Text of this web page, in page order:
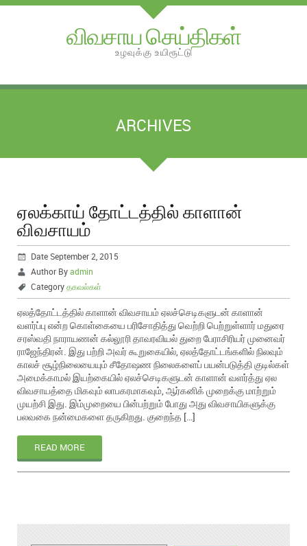
விவசாய செய்திகள்
உழவுக்கு உயிரூட்டு
ARCHIVES
ஏலக்காய் தோட்டத்தில் காளான்
விவசாயம்
Date September 2, 2015
Author Byadmin
Categoryதகவல்கள்
ஏலத்தோட்டத்தில் காளான் விவசாயம் ஏலச்செடிகளுடன் காளான்
வளர்ப்பு என்ற கொள்கையை பரிசோதித்து வெற்றி பெற்றுள்ளார் மதுரை
சரஸ்வதி நாராயணன் கல்லூரி தாவரவியல் துறை பேராசிரியர் முனைவர்
ராஜேந்திரன். இது பற்றி அவர் கூறுகையில், ஏலத்தோட்டங்களில் நிலவும்
காலச் சூழ்நிலையையும் சீதோஷண நிலைகளைப் பயன்படுத்தி குடில்கள்
அமைக்காமல் இயற்கையில் ஏலச்செடிகளுடன் காளான் வளர்த்து ஏல
விவசாயத்தை மிகவும் லாபகரமாகவும், ஆர்கனிக் முறைக்கு மாற்றும்
முயற்சி இது. இம்முறையை பின்பற்றும் போது அது விவசாயிகளுக்கு
பலவகை நன்மைகளை தருகிறது. குறைந்த […]
READ MORE